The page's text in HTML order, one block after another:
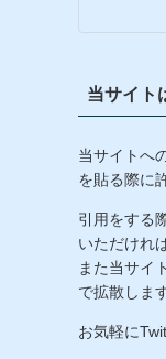
当サイト
当サイトへ
を貼る際に
引用をする
いただけれ
また当サイ
で拡散します
お気軽に